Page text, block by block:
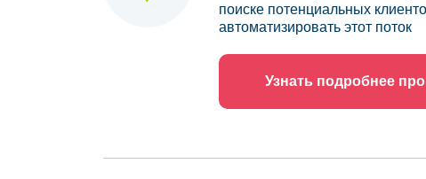
поиске потенциальных
автоматизировать этот поток
Узнать подробнее